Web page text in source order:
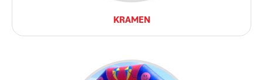
KRAMEN